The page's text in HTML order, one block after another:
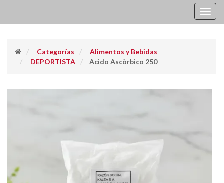
Categorías
Alimentos y Bebidas
DEPORTISTA
Acido Ascòrbico 250